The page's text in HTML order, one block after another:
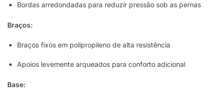
Bordas arredondadas para reduzir pressão sob as pernas
Braços:
Braços fixos em polipropileno de alta resistência
Apoios levemente arqueados para conforto adicional
Base: